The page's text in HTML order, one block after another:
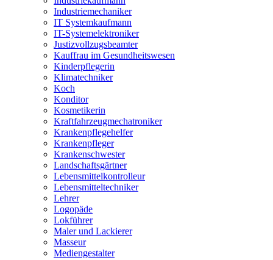
Industriemechaniker
IT Systemkaufmann
IT-Systemelektroniker
Justizvollzugsbeamter
Kauffrau im Gesundheitswesen
Kinderpflegerin
Klimatechniker
Koch
Konditor
Kosmetikerin
Kraftfahrzeugmechatroniker
Krankenpflegehelfer
Krankenpfleger
Krankenschwester
Landschaftsgärtner
Lebensmittelkontrolleur
Lebensmitteltechniker
Lehrer
Logopäde
Lokführer
Maler und Lackierer
Masseur
Mediengestalter